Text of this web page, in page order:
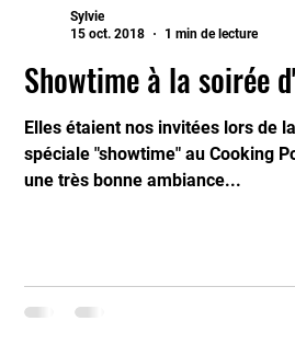
Showtime à la soirée
Elles étaient nos invitées lors de
spéciale "showtime" au Cooking
une très bonne ambiance...
Sylvie
15 oct. 2018
1 min de lecture